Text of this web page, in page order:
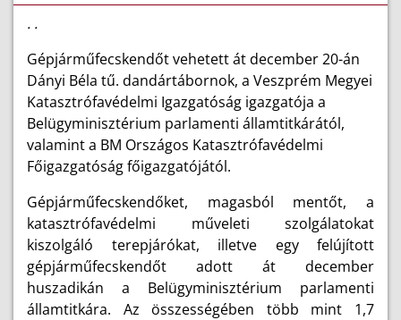
. .
Gépjárműfecskendőt vehetett át december 20-án
Dányi Béla tű. dandártábornok, a Veszprém Megyei
Katasztrófavédelmi Igazgatóság igazgatója a
Belügyminisztérium parlamenti államtitkárától,
valamint a BM Országos Katasztrófavédelmi
Főigazgatóság főigazgatójától.
Gépjárműfecskendőket, magasból mentőt, a
katasztrófavédelmi műveleti szolgálatokat
kiszolgáló terepjárókat, illetve egy felújított
gépjárműfecskendőt adott át december
huszadikán a Belügyminisztérium parlamenti
államtitkára. Az összességében több mint 1,7